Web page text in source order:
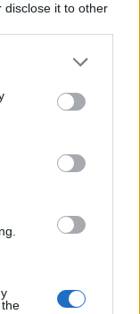
disclose it to other